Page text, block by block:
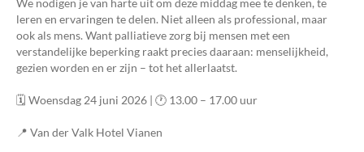
We nodigen je van harte uit om deze middag mee te denken, te
leren en ervaringen te delen. Niet alleen als professional, maar
ook als mens. Want palliatieve zorg bij mensen met een
verstandelijke beperking raakt precies daaraan: menselijkheid,
gezien worden en er zijn – tot het allerlaatst.
🗓️ Woensdag 24 juni 2026 | 🕐 13.00 – 17.00 uur
📍 Van der Valk Hotel Vianen